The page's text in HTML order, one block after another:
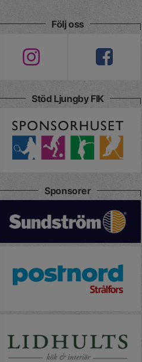
Följ oss
Stöd Ljungby FIK
Sponsorer